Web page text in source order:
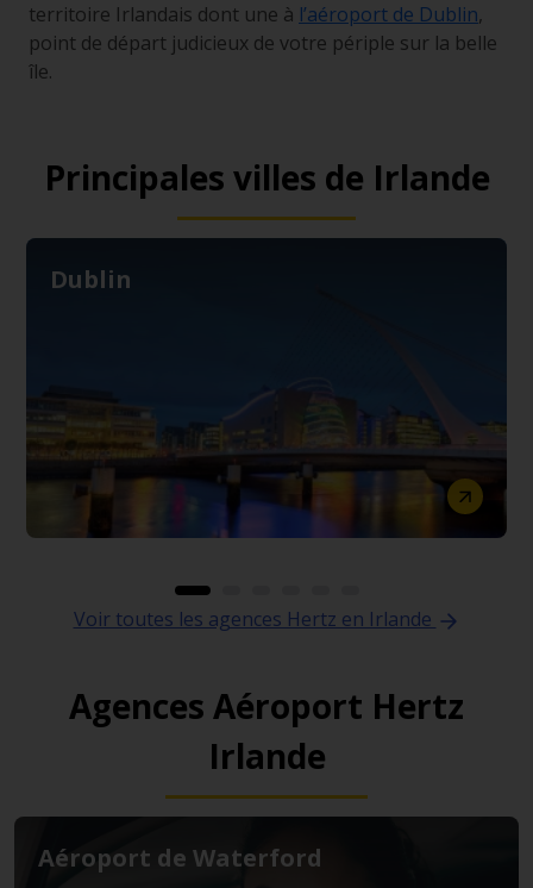
territoire Irlandais dont une à l’aéroport de Dublin,
point de départ judicieux de votre périple sur la belle
île.
Principales villes de Irlande
Dublin
Voir toutes les agences Hertz en Irlande
Agences Aéroport Hertz
Irlande
Aéroport de Waterford